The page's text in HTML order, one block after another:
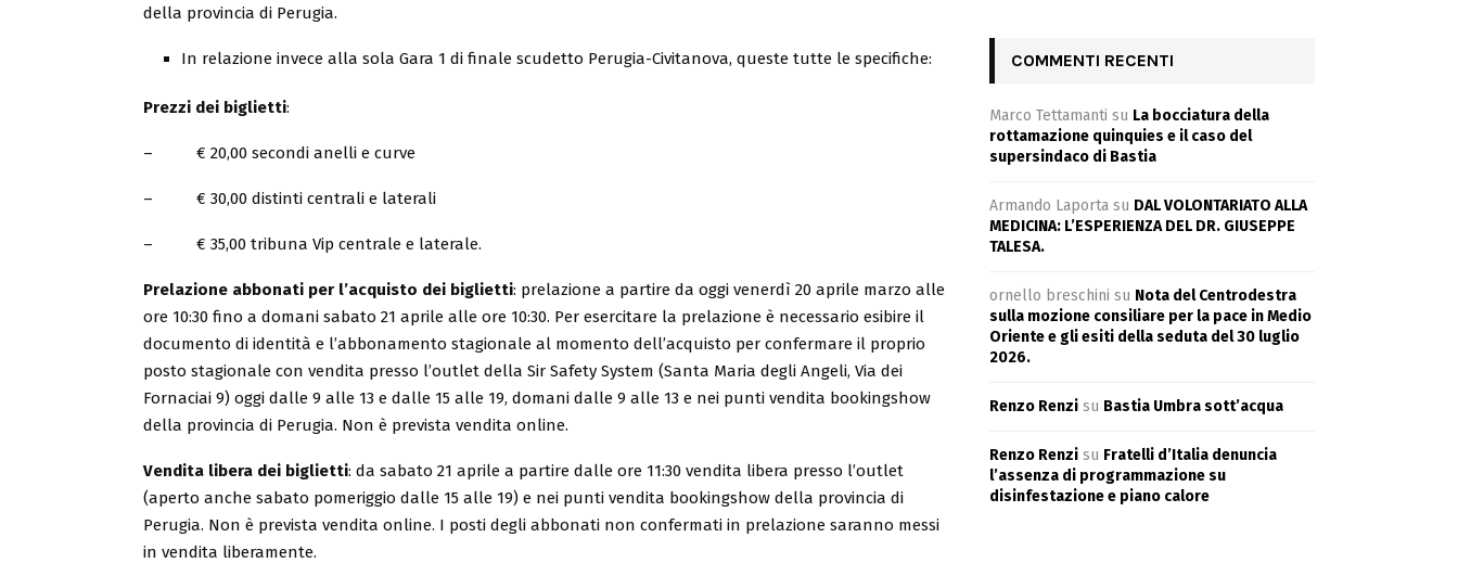
della provincia di Perugia.
In relazione invece alla sola Gara 1 di finale scudetto Perugia-Civitanova, queste tutte le specifiche:
Prezzi dei biglietti:
– € 20,00 secondi anelli e curve
– € 30,00 distinti centrali e laterali
– € 35,00 tribuna Vip centrale e laterale.
Prelazione abbonati per l’acquisto dei biglietti: prelazione a partire da oggi venerdì 20 aprile marzo alle
ore 10:30 fino a domani sabato 21 aprile alle ore 10:30. Per esercitare la prelazione è necessario esibire il
documento di identità e l’abbonamento stagionale al momento dell’acquisto per confermare il proprio
posto stagionale con vendita presso l’outlet della Sir Safety System (Santa Maria degli Angeli, Via dei
Fornaciai 9) oggi dalle 9 alle 13 e dalle 15 alle 19, domani dalle 9 alle 13 e nei punti vendita bookingshow
della provincia di Perugia. Non è prevista vendita online.
Vendita libera dei biglietti: da sabato 21 aprile a partire dalle ore 11:30 vendita libera presso l’outlet
(aperto anche sabato pomeriggio dalle 15 alle 19) e nei punti vendita bookingshow della provincia di
Perugia. Non è prevista vendita online. I posti degli abbonati non confermati in prelazione saranno messi
in vendita liberamente.
COMMENTI RECENTI
Marco Tettamanti su La bocciatura della
rottamazione quinquies e il caso del
supersindaco di Bastia
Armando Laporta su DAL VOLONTARIATO ALLA
MEDICINA: L’ESPERIENZA DEL DR. GIUSEPPE
TALESA.
ornello breschini su Nota del Centrodestra
sulla mozione consiliare per la pace in Medio
Oriente e gli esiti della seduta del 30 luglio
2026.
Renzo Renzi su Bastia Umbra sott’acqua
Renzo Renzi su Fratelli d’Italia denuncia
l’assenza di programmazione su
disinfestazione e piano calore